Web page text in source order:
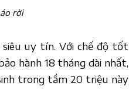
rời
uy tín. Với chế độ tốt
hành 18 tháng dài nhất,
trong tầm 20 triệu này